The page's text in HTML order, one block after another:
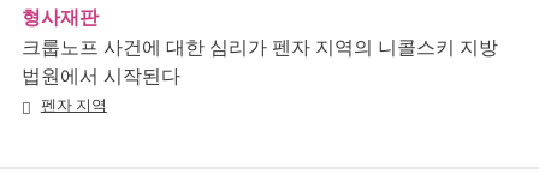
형사재판
크룹노프 사건에 대한 심리가 펜자 지역의 니콜스키 지방
법원에서 시작된다
펜자 지역